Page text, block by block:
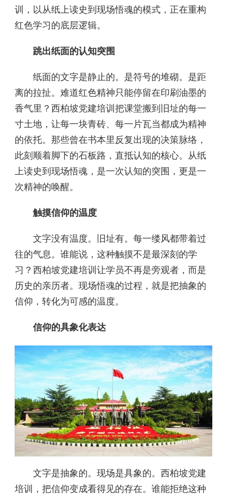
训，以从纸上读史到现场悟魂的模式，正在重构
红色学习的底层逻辑。
跳出纸面的认知突围
纸面的文字是静止的。是符号的堆砌。是距
离的拉扯。难道红色精神只能停留在印刷油墨的
香气里？西柏坡党建培训把课堂搬到旧址的每一
寸土地，让每一块青砖、每一片瓦当都成为精神
的依托。那些曾在书本里反复出现的决策脉络，
此刻顺着脚下的石板路，直抵认知的核心。从纸
上读史到现场悟魂，是一次认知的突围，更是一
次精神的唤醒。
触摸信仰的温度
文字没有温度。旧址有。每一缕风都带着过
往的气息。谁能说，这种触摸不是最深刻的学
习？西柏坡党建培训让学员不再是旁观者，而是
历史的亲历者。现场悟魂的过程，就是把抽象的
信仰，转化为可感的温度。
信仰的具象化表达
文字是抽象的。现场是具象的。西柏坡党建
培训，把信仰变成看得见的存在。谁能拒绝这种